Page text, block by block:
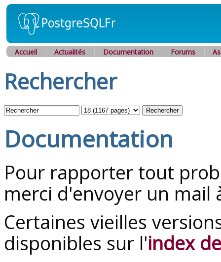
Accueil Actualités Documentation Forums
Rechercher
Documentation
Pour rapporter tout
merci d'envoyer un mail
Certaines vieilles
disponibles sur l'index